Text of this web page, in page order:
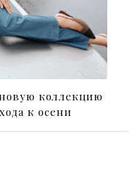
новую коллекцию
к осени